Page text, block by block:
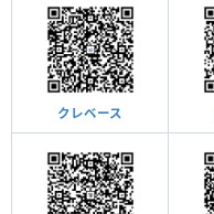
クレベース